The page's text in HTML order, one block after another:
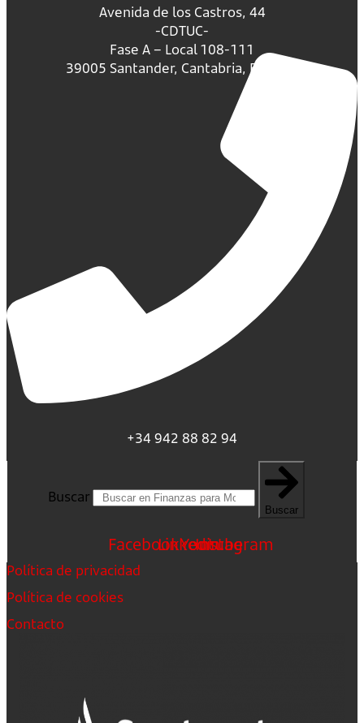
Avenida de los Castros, 44
-CDTUC-
Fase A – Local 108-111
39005 Santander, Cantabria, España.
+34 942 88 82 94
Buscar
Buscar
FacebookLinkedin
Youtube
Instagram
Política de privacidad
Política de cookies
Contacto